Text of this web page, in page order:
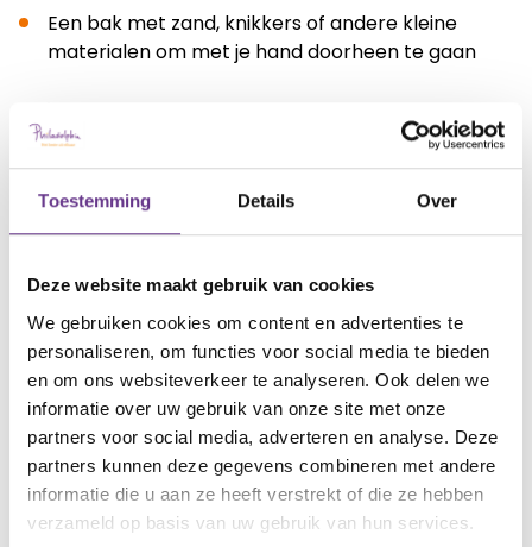
Toestemming Details Over
Deze website maakt gebruik van cookies
We gebruiken cookies om content en advertenties te
personaliseren, om functies voor social media te bieden
en om ons websiteverkeer te analyseren. Ook delen we
informatie over uw gebruik van onze site met onze
partners voor social media, adverteren en analyse. Deze
partners kunnen deze gegevens combineren met andere
informatie die u aan ze heeft verstrekt of die ze hebben
verzameld op basis van uw gebruik van hun services.
Een bak met zand, knikkers of andere kleine
materialen om met je hand doorheen te gaan
Aromatherapie
Wierook
Fruit
IJsjes
Eten of drinken met smaken die de voorkeur zijn
van degene die aan het snoezelen is
Het belangrijkste om echt het kalmerende effect bij